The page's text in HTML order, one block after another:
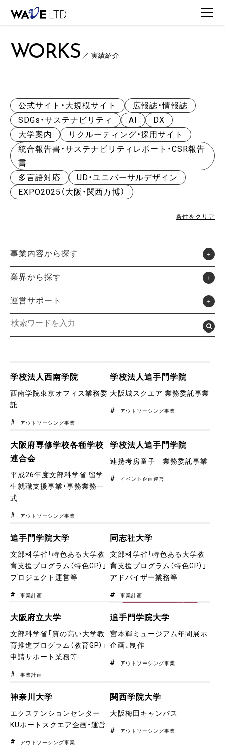
TOP WORKS WORKS一覧
WORKS ／ 実績紹介
公式サイト・大規模サイト
広報誌・情報誌
SDGs・サステナビリティ
AI
DX
大学案内
リクルーティング・採用サイト
統合報告書・サステナビリティレポート・CSR報告
書
多言語対応
UD・ユニバーサルデザイン
EXPO2025（大阪・関西万博）
条件をクリア
事業内容から探す
業界から探す
運営サポート
学校法人西南学院
西南学院東京オフィス業務委
託
アウトソーシング事業
学校法人追手門学院
大阪城スクエア 業務委託事業
アウトソーシング事業
大阪府専修学校各種学校
連合会
平成26年度文部科学省 留学
生就職支援事業・事務業務一
式
アウトソーシング事業
学校法人追手門学院
連携考房童子 業務委託事業
イベント企画運営
追手門学院大学
文部科学省「特色ある大学教
育支援プログラム（特色GP）」
プロジェクト運営等
事業計画
同志社大学
文部科学省「特色ある大学教
育支援プログラム（特色GP）」
アドバイザー業務等
事業計画
大阪府立大学
文部科学省「質の高い大学教
育推進プログラム（教育GP）」
申請サポート業務等
事業計画
追手門学院大学
宮本輝ミュージアム年間展示
企画、制作
アウトソーシング事業
神奈川大学
エクステンションセンター
KUポートスクエア企画・運営
アウトソーシング事業
関西学院大学
大阪梅田キャンパス
アウトソーシング事業